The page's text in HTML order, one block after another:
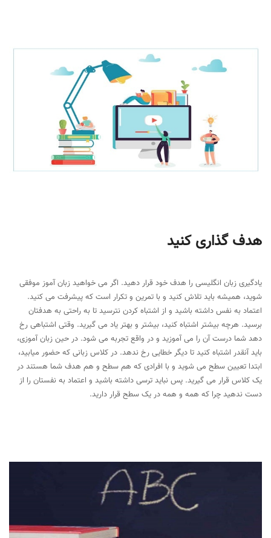
هدف گذاری کنید
یادگیری زبان انگلیسی را هدف خود قرار دهید. اگر می خواهید زبان آموز موفقی
شوید، همیشه باید تلاش کنید و با تمرین و تکرار است که پیشرفت می کنید.
اعتماد به نفس داشته باشید و از اشتباه کردن نترسید تا به راحتی به هدفتان
برسید. هرچه بیشتر اشتباه کنید، بیشتر و بهتر یاد می گیرید. وقتی اشتباهی رخ
دهد شما درست آن را می آموزید و در واقع تجربه می شود. در حین زبان آموزی،
باید آنقدر اشتباه کنید تا دیگر خطایی رخ ندهد. در کلاس زبانی که حضور میابید،
ابتدا تعیین سطح می شوید و با افرادی که هم سطح و هم هدف شما هستند در
یک کلاس قرار می گیرید. پس نباید ترسی داشته باشید و اعتماد به نفستان را از
دست ندهید چرا که همه و همه در یک سطح قرار دارید.